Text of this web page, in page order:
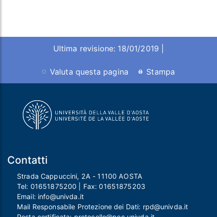
Ultima revisione: 18/01/2019 |
Valuta questa pagina Stampa
Contatti
Strada Cappuccini, 2A - 11100 AOSTA
Tel: 01651875200 | Fax:01651875203
Email: info@univda.it
Mail Responsabile Protezione dei Dati: rpd@univda.it